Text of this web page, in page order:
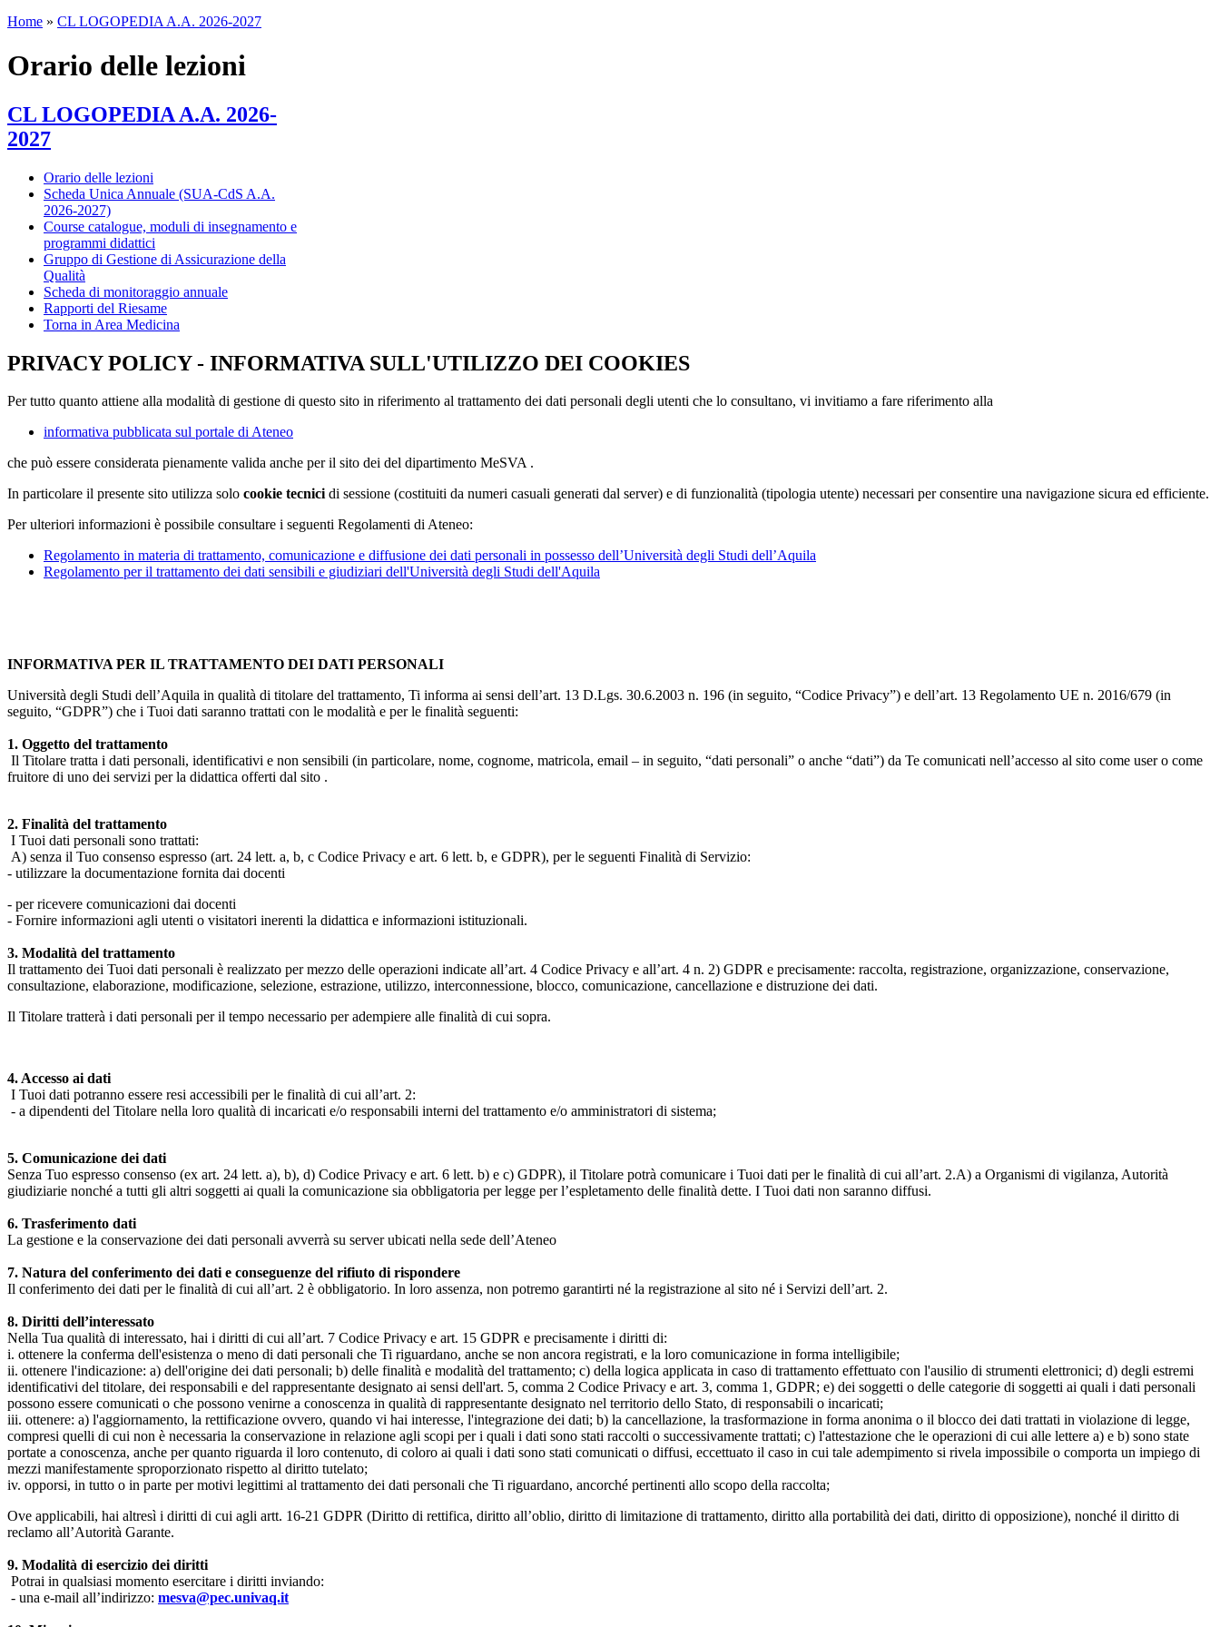
Home » CL LOGOPEDIA A.A. 2026-2027
Orario delle lezioni
CL LOGOPEDIA A.A. 2026-
2027
Orario delle lezioni
Scheda Unica Annuale (SUA-CdS A.A.
2026-2027)
Course catalogue, moduli di insegnamento e
programmi didattici
Gruppo di Gestione di Assicurazione della
Qualità
Scheda di monitoraggio annuale
Rapporti del Riesame
Torna in Area Medicina
PRIVACY POLICY - INFORMATIVA SULL'UTILIZZO DEI COOKIES
Per tutto quanto attiene alla modalità di gestione di questo sito in riferimento al trattamento dei dati personali degli utenti che lo consultano, vi invitiamo a fare riferimento alla
informativa pubblicata sul portale di Ateneo
che può essere considerata pienamente valida anche per il sito dei del dipartimento MeSVA .
In particolare il presente sito utilizza solo cookie tecnicidi sessione (costituiti da numeri casuali generati dal server) e di funzionalità (tipologia utente) necessari per consentire una navigazione sicura ed efficiente.
Per ulteriori informazioni è possibile consultare i seguenti Regolamenti di Ateneo:
Regolamento in materia di trattamento, comunicazione e diffusione dei dati personali in possesso dell’Università degli Studi dell’Aquila
Regolamento per il trattamento dei dati sensibili e giudiziari dell'Università degli Studi dell'Aquila
INFORMATIVA PER IL TRATTAMENTO DEI DATI PERSONALI
Università degli Studi dell’Aquila in qualità di titolare del trattamento, Ti informa ai sensi dell’art. 13 D.Lgs. 30.6.2003 n. 196 (in seguito, “Codice Privacy”) e dell’art. 13 Regolamento UE n. 2016/679 (in
seguito, “GDPR”) che i Tuoi dati saranno trattati con le modalità e per le finalità seguenti:
1. Oggetto del trattamento
Il Titolare tratta i dati personali, identificativi e non sensibili (in particolare, nome, cognome, matricola, email – in seguito, “dati personali” o anche “dati”) da Te comunicati nell’accesso al sito come user o come
fruitore di uno dei servizi per la didattica offerti dal sito .
2. Finalità del trattamento
I Tuoi dati personali sono trattati:
A) senza il Tuo consenso espresso (art. 24 lett. a, b, c Codice Privacy e art. 6 lett. b, e GDPR), per le seguenti Finalità di Servizio:
- utilizzare la documentazione fornita dai docenti
- per ricevere comunicazioni dai docenti
- Fornire informazioni agli utenti o visitatori inerenti la didattica e informazioni istituzionali.
3. Modalità del trattamento
Il trattamento dei Tuoi dati personali è realizzato per mezzo delle operazioni indicate all’art. 4 Codice Privacy e all’art. 4 n. 2) GDPR e precisamente: raccolta, registrazione, organizzazione, conservazione,
consultazione, elaborazione, modificazione, selezione, estrazione, utilizzo, interconnessione, blocco, comunicazione, cancellazione e distruzione dei dati.
Il Titolare tratterà i dati personali per il tempo necessario per adempiere alle finalità di cui sopra.
4. Accesso ai dati
I Tuoi dati potranno essere resi accessibili per le finalità di cui all’art. 2:
- a dipendenti del Titolare nella loro qualità di incaricati e/o responsabili interni del trattamento e/o amministratori di sistema;
5. Comunicazione dei dati
Senza Tuo espresso consenso (ex art. 24 lett. a), b), d) Codice Privacy e art. 6 lett. b) e c) GDPR), il Titolare potrà comunicare i Tuoi dati per le finalità di cui all’art. 2.A) a Organismi di vigilanza, Autorità
giudiziarie nonché a tutti gli altri soggetti ai quali la comunicazione sia obbligatoria per legge per l’espletamento delle finalità dette. I Tuoi dati non saranno diffusi.
6. Trasferimento dati
La gestione e la conservazione dei dati personali avverrà su server ubicati nella sede dell’Ateneo
7. Natura del conferimento dei dati e conseguenze del rifiuto di rispondere
Il conferimento dei dati per le finalità di cui all’art. 2 è obbligatorio. In loro assenza, non potremo garantirti né la registrazione al sito né i Servizi dell’art. 2.
8. Diritti dell’interessato
Nella Tua qualità di interessato, hai i diritti di cui all’art. 7 Codice Privacy e art. 15 GDPR e precisamente i diritti di:
i. ottenere la conferma dell'esistenza o meno di dati personali che Ti riguardano, anche se non ancora registrati, e la loro comunicazione in forma intelligibile;
ii. ottenere l'indicazione: a) dell'origine dei dati personali; b) delle finalità e modalità del trattamento; c) della logica applicata in caso di trattamento effettuato con l'ausilio di strumenti elettronici; d) degli estremi
identificativi del titolare, dei responsabili e del rappresentante designato ai sensi dell'art. 5, comma 2 Codice Privacy e art. 3, comma 1, GDPR; e) dei soggetti o delle categorie di soggetti ai quali i dati personali
possono essere comunicati o che possono venirne a conoscenza in qualità di rappresentante designato nel territorio dello Stato, di responsabili o incaricati;
iii. ottenere: a) l'aggiornamento, la rettificazione ovvero, quando vi hai interesse, l'integrazione dei dati; b) la cancellazione, la trasformazione in forma anonima o il blocco dei dati trattati in violazione di legge,
compresi quelli di cui non è necessaria la conservazione in relazione agli scopi per i quali i dati sono stati raccolti o successivamente trattati; c) l'attestazione che le operazioni di cui alle lettere a) e b) sono state
portate a conoscenza, anche per quanto riguarda il loro contenuto, di coloro ai quali i dati sono stati comunicati o diffusi, eccettuato il caso in cui tale adempimento si rivela impossibile o comporta un impiego di
mezzi manifestamente sproporzionato rispetto al diritto tutelato;
iv. opporsi, in tutto o in parte per motivi legittimi al trattamento dei dati personali che Ti riguardano, ancorché pertinenti allo scopo della raccolta;
Ove applicabili, hai altresì i diritti di cui agli artt. 16-21 GDPR (Diritto di rettifica, diritto all’oblio, diritto di limitazione di trattamento, diritto alla portabilità dei dati, diritto di opposizione), nonché il diritto di
reclamo all’Autorità Garante.
9. Modalità di esercizio dei diritti
Potrai in qualsiasi momento esercitare i diritti inviando:
- una e-mail all’indirizzo: mesva@pec.univaq.it